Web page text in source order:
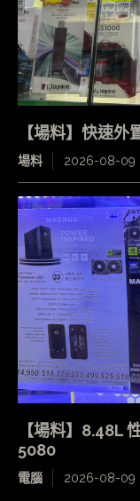
【場料】快速
場料 2026-08-09
【場料】8.48L
5080
電腦 2026-08-09